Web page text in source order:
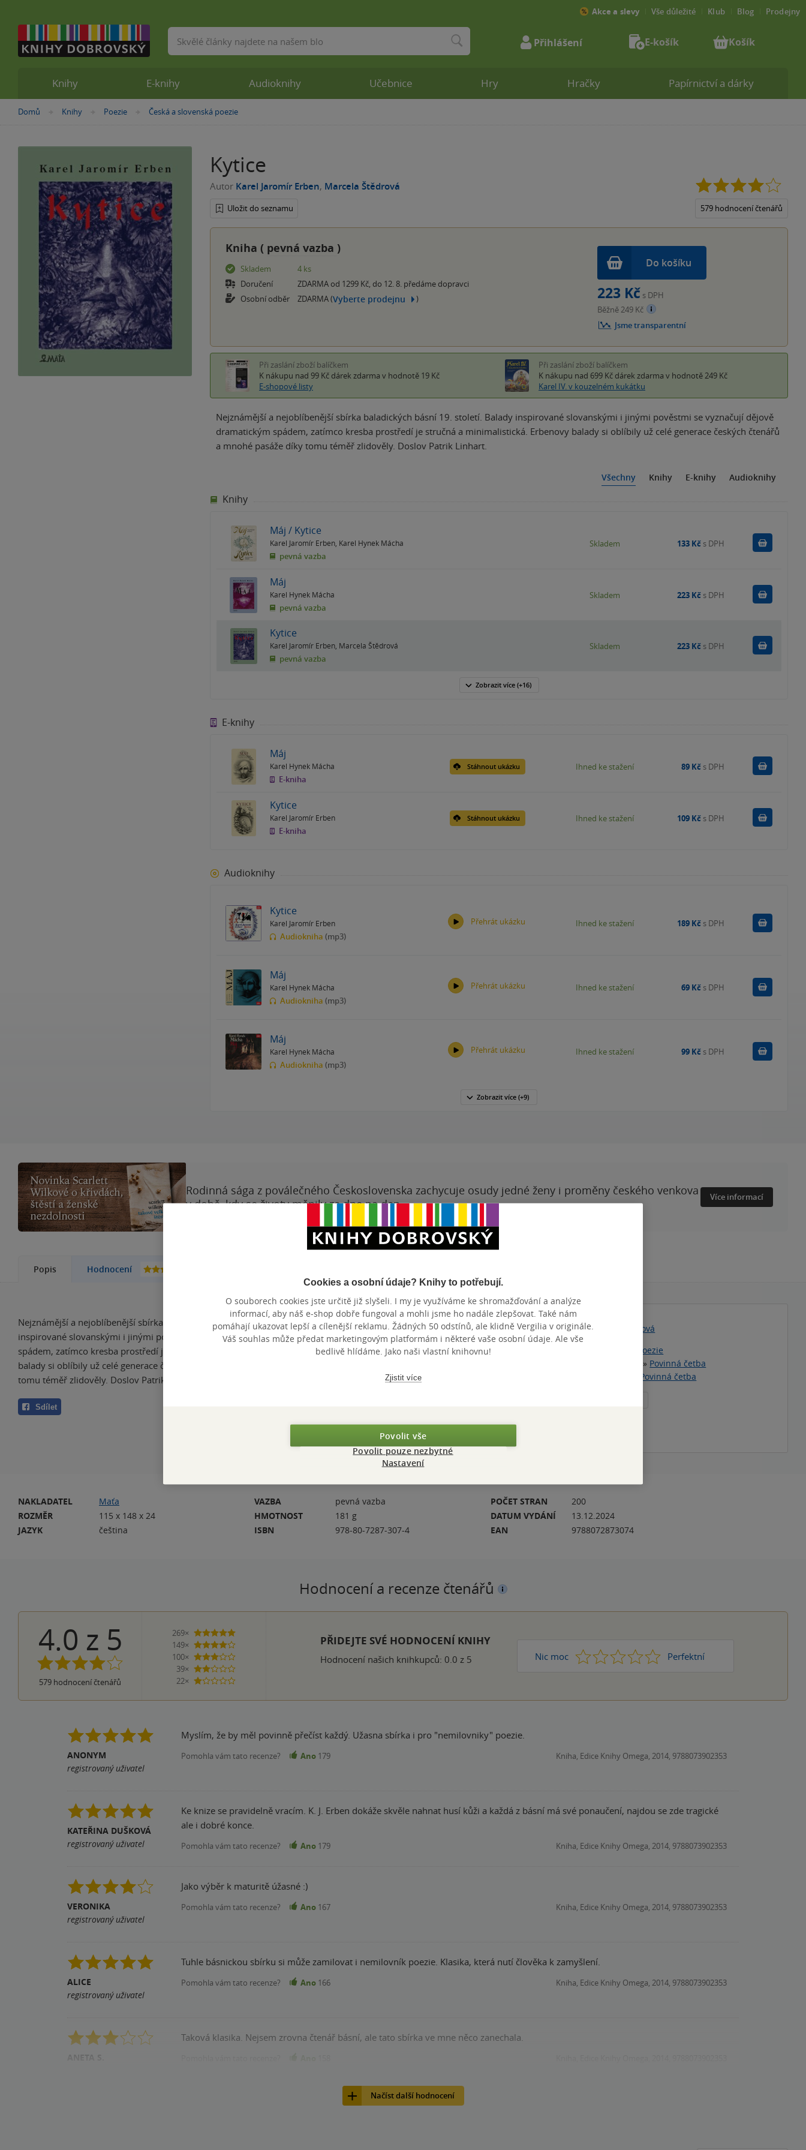
Nacházíte
Domů »
Knihy »Poezie »
Česká a slovenská poezie
Kytice
Autor Karel Jaromír Erben, Marcela Štědrová
Uložit do seznamu
5
579 hodnocení čtenářů
Kniha ( pevná vazba )
Skladem
4 ks
Doručení
ZDARMA od 1299 Kč, do 12. 8. předáme dopravci
Osobní odběr
ZDARMA (Vyberte prodejnu )
Do košíku
223 Kč s DPH
Běžně 249 Kč
Jsme transparentní
Při zaslání zboží balíčkem
K nákupu nad 99 Kč dárek zdarma v hodnotě 19 Kč
E-shopové listy
Při zaslání zboží balíčkem
K nákupu nad 699 Kč dárek zdarma v hodnotě 249 Kč
Karel IV. v kouzelném kukátku
Nejznámější a nejoblíbenější sbírka baladických básní 19. století. Balady inspirované slovanskými i jinými pověstmi se vyznačují dějově
dramatickým spádem, zatímco kresba prostředí je stručná a minimalistická. Erbenovy balady si oblíbily už celé generace českých čtenářů
a mnohé pasáže díky tomu téměř zlidověly. Doslov Patrik Linhart.
Všechny Knihy E-knihy Audioknihy
Knihy
Máj / Kytice
Karel Jaromír Erben Karel Hynek Mácha
pevná vazba
Skladem 133 Kč s DPH
Máj
Karel Hynek Mácha
pevná vazba
Skladem 223 Kč s DPH
Kytice
Karel Jaromír Erben Marcela Štědrová
pevná vazba
Skladem 223 Kč s DPH
Zobrazit více(+16)
E-knihy
Máj
Karel Hynek Mácha
E-kniha
Stáhnout ukázku Ihned ke stažení 89 Kč s DPH Koupit
Kytice
Karel Jaromír Erben
E-kniha
Stáhnout ukázku Ihned ke stažení 109 Kč s DPH Koupit
Audioknihy
Kytice
Karel Jaromír Erben
Audiokniha (mp3)
Přehrát ukázku Ihned ke stažení 189 Kč s DPH Koupit
Máj
Karel Hynek Mácha
Audiokniha (mp3)
Přehrát ukázku Ihned ke stažení 69 Kč s DPH Koupit
Máj
Karel Hynek Mácha
Audiokniha (mp3)
Přehrát ukázku Ihned ke stažení 99 Kč s DPH Koupit
Zobrazit více (+9)
Rodinná sága z poválečného Československa zachycuje osudy jedné ženy i proměny českého venkova
v době, kdy se životy měnily ze dne na den.
Více informací
Popis Hodnocení
Nejznámější a nejoblíbenější sbírka baladických básní 19. století. Balady
inspirované slovanskými i jinými pověstmi se vyznačují dějově dramatickým
spádem, zatímco kresba prostředí je stručná a minimalistická. Erbenovy
balady si oblíbily už celé generace českých čtenářů a mnohé pasáže díky
tomu téměř zlidověly. Doslov Patrik Linhart.
Sdílet
AUTOŘI Karel Jaromír Erben|Marcela Štědrová
KATEGORIE
Česká a slovenská poezie
» Povinná četba
Povinná četba
Přidat téma
NAKLADATEL
Maťa
ROZMĚR
115 x 148 x 24
JAZYK
čeština
VAZBA
pevná vazba
HMOTNOST
181 g
ISBN
978-80-7287-307-4
POČET STRAN
200
DATUM VYDÁNÍ
13.12.2024
EAN
9788072873074
Hodnocení a recenze čtenářů
4.0 z 5
579 hodnocení čtenářů
269×
5 hvězdiček
149×
4 hvězdičky
100×
3 hvězdičky
39×
2 hvězdičky
22×
1 hvezdička
PŘIDEJTE SVÉ HODNOCENÍ KNIHY
Hodnocení našich knihkupců: 0.0 z 5 Nic moc 1 2 3 4 Perfektní
5
ANONYM
registrovaný uživatel
Myslím, že by měl povinně přečíst každý. Užasna sbírka i pro "nemilovniky" poezie.
Pomohla vám tato recenze? Ano 179 Kniha, Edice Knihy Omega, 2014, 9788073902353
KATEŘINA DUŠKOVÁ
registrovaný uživatel
Ke knize se pravidelně vracím. K. J. Erben dokáže skvěle nahnat husí kůži a každá z básní má své ponaučení, najdou se zde tragické
ale i dobré konce.
Pomohla vám tato recenze? Ano 179 Kniha, Edice Knihy Omega, 2014, 9788073902353
VERONIKA
registrovaný uživatel
Jako výběr k maturitě úžasné :)
Pomohla vám tato recenze? Ano 167 Kniha, Edice Knihy Omega, 2014, 9788073902353
ALICE
registrovaný uživatel
Tuhle básnickou sbírku si může zamilovat i nemilovník poezie. Klasika, která nutí člověka k zamyšlení.
Pomohla vám tato recenze? Ano 166 Kniha, Edice Knihy Omega, 2014, 9788073902353
Taková klasika. Nejsem zrovna čtenář básní, ale tato sbírka ve mne něco zanechala.
Načíst další hodnocení
Knihy E-knihy Audioknihy Učebnice Hry Hračky Papírnictví a dárky
Akce a slevy Vše důležité Klub Blog Prodejny
Vyhledávání Přihlášení E-košík Košík
Cookies a osobní údaje? Knihy to potřebují.
O souborech cookies jste určitě již slyšeli. I my je využíváme ke shromažďování a analýze
informací, aby náš e-shop dobře fungoval a mohli jsme ho nadále zlepšovat. Také nám
pomáhají ukazovat lepší a cílenější reklamu. Žádných 50 odstínů, ale klidně Vergilia v originále.
Váš souhlas může předat marketingovým platformám i některé vaše osobní údaje. Ale vše
bedlivě hlídáme. Jako naši vlastní knihovnu!
Zjistit více
Povolit vše
Povolit pouze nezbytné
Nastavení